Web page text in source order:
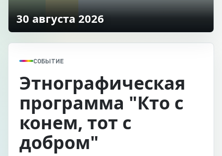
30 августа 2026
СОБЫТИЕ
Этнографическая
программа "Кто с
конем, тот с
добром"